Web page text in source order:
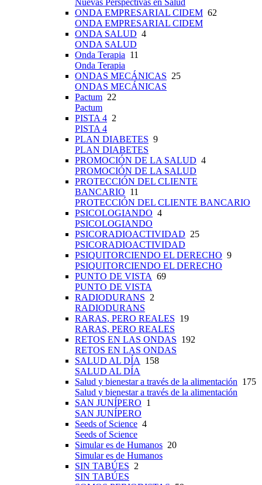
Nuevas Perspectivas en Salud
ONDA EMPRESARIAL CIDEM 62
ONDA EMPRESARIAL CIDEM
ONDA SALUD 4
ONDA SALUD
Onda Terapia 11
Onda Terapia
ONDAS MECÁNICAS 25
ONDAS MECÁNICAS
Pactum 22
Pactum
PISTA 4 2
PISTA 4
PLAN DIABETES 9
PLAN DIABETES
PROMOCIÓN DE LA SALUD 4
PROMOCIÓN DE LA SALUD
PROTECCIÓN DEL CLIENTE
BANCARIO 11
PROTECCIÓN DEL CLIENTE BANCARIO
PSICOLOGIANDO 4
PSICOLOGIANDO
PSICORADIOACTIVIDAD 25
PSICORADIOACTIVIDAD
PSIQUITORCIENDO EL DERECHO 9
PSIQUITORCIENDO EL DERECHO
PUNTO DE VISTA 69
PUNTO DE VISTA
RADIODURANS 2
RADIODURANS
RARAS, PERO REALES 19
RARAS, PERO REALES
RETOS EN LAS ONDAS 192
RETOS EN LAS ONDAS
SALUD AL DÍA
158
SALUD AL DÍA
Salud y bienestar a través de la alimentación 175
Salud y bienestar a través de la alimentación
SAN JUNÍPERO 1
SAN JUNÍPERO
Seeds of Science 4
Seeds of Science
Simular es de Humanos 20
Simular es de Humanos
SIN TABÚES 2
SIN TABÚES